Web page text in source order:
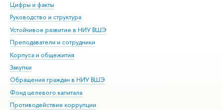
Цифры и факты
Руководство и структура
Устойчивое развитие в НИУ ВШЭ
Преподаватели и сотрудники
Корпуса и общежития
Закупки
Обращения граждан в НИУ ВШЭ
Фонд целевого капитала
Противодействие коррупции